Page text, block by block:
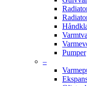
Pumper
–